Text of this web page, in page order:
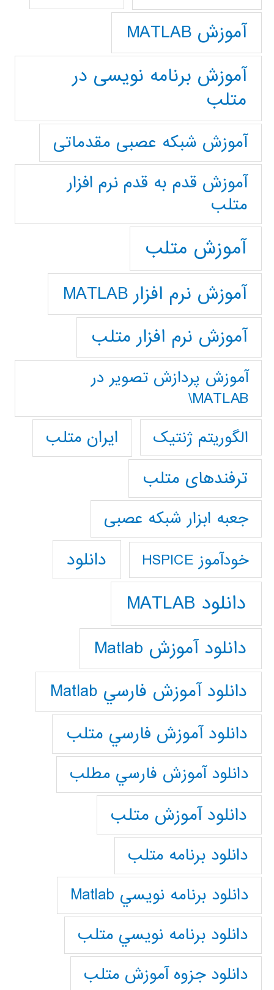
آموزش MATLAB
آموزش برنامه نویسی در
متلب
آموزش شبکه عصبی مقدماتی
آموزش قدم به قدم نرم افزار
متلب
آموزش متلب
آموزش نرم افزار MATLAB
آموزش نرم افزار متلب
آموزش پردازش تصوير در
MATLAB\
الگوریتم ژنتیک
ایران متلب
ترفندهای متلب
جعبه ابزار شبکه عصبی
خودآموز HSPICE دانلود
دانلود MATLAB
دانلود آموزش Matlab
دانلود آموزش فارسي Matlab
دانلود آموزش فارسي متلب
دانلود آموزش فارسي مطلب
دانلود آموزش متلب
دانلود برنامه متلب
دانلود برنامه نويسي Matlab
دانلود برنامه نويسي متلب
دانلود جزوه آموزش متلب